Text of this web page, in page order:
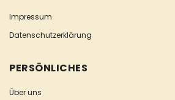
Impressum
Datenschutzerklärung
PERSÖNLICHES
Über uns